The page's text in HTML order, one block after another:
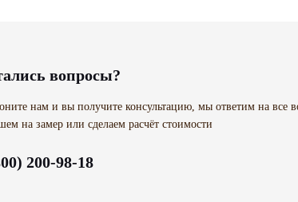
вопросы?
нам и вы получите консультацию, мы ответим на все
на замер или сделаем расчёт стоимости
200-98-18